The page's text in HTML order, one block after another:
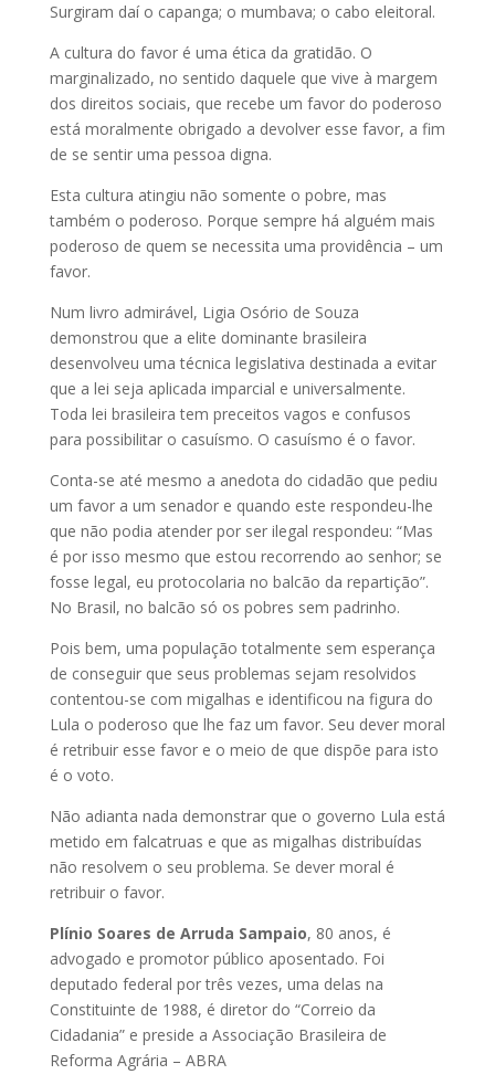
Surgiram daí o capanga; o mumbava; o cabo eleitoral.
A cultura do favor é uma ética da gratidão. O
marginalizado, no sentido daquele que vive à margem
dos direitos sociais, que recebe um favor do poderoso
está moralmente obrigado a devolver esse favor, a fim
de se sentir uma pessoa digna.
Esta cultura atingiu não somente o pobre, mas
também o poderoso. Porque sempre há alguém mais
poderoso de quem se necessita uma providência – um
favor.
Num livro admirável, Ligia Osório de Souza
demonstrou que a elite dominante brasileira
desenvolveu uma técnica legislativa destinada a evitar
que a lei seja aplicada imparcial e universalmente.
Toda lei brasileira tem preceitos vagos e confusos
para possibilitar o casuísmo. O casuísmo é o favor.
Conta-se até mesmo a anedota do cidadão que pediu
um favor a um senador e quando este respondeu-lhe
que não podia atender por ser ilegal respondeu: “Mas
é por isso mesmo que estou recorrendo ao senhor; se
fosse legal, eu protocolaria no balcão da repartição”.
No Brasil, no balcão só os pobres sem padrinho.
Pois bem, uma população totalmente sem esperança
de conseguir que seus problemas sejam resolvidos
contentou-se com migalhas e identificou na figura do
Lula o poderoso que lhe faz um favor. Seu dever moral
é retribuir esse favor e o meio de que dispõe para isto
é o voto.
Não adianta nada demonstrar que o governo Lula está
metido em falcatruas e que as migalhas distribuídas
não resolvem o seu problema. Se dever moral é
retribuir o favor.
Plínio Soares de Arruda Sampaio, 80 anos, é
advogado e promotor público aposentado. Foi
deputado federal por três vezes, uma delas na
Constituinte de 1988, é diretor do “Correio da
Cidadania” e preside a Associação Brasileira de
Reforma Agrária – ABRA